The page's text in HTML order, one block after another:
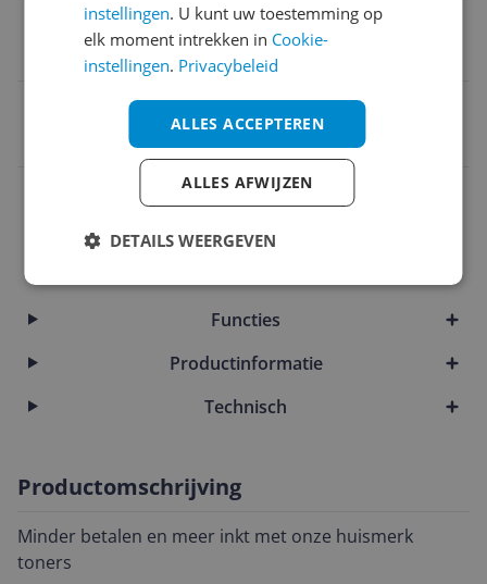
Cartridge formaat
Hoog (XL) rendement
0632096823777
Aansluitingen
Algemeen
Functies
Productinformatie
Technisch
Productomschrijving
Minder betalen en meer inkt met onze huismerk
toners
instellingen. U kunt uw toestemming op
elk moment intrekken in Cookie-
instellingen. Privacybeleid
ALLES ACCEPTEREN
ALLES AFWIJZEN
DETAILS WEERGEVEN